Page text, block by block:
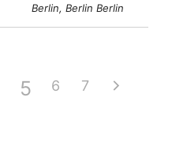
Berlin, Berlin Berlin
5 6 7